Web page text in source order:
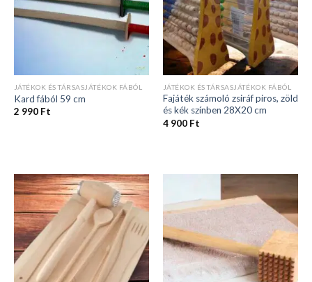
JÁTÉKOK ÉS TÁRSASJÁTÉKOK FÁBÓL
Kard fából 59 cm
2 990 Ft
JÁTÉKOK ÉS TÁRSASJÁTÉKOK FÁBÓL
Fajáték számoló zsiráf piros, zöld
és kék színben 28X20 cm
4 900 Ft